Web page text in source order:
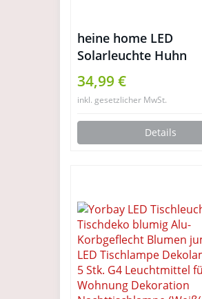
heine home LED
Solarleuchte Huhn
34,99 €
inkl. gesetzlicher MwSt.
Details